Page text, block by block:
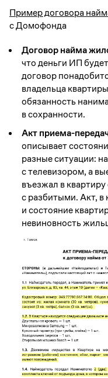
Пример договора
с Домофонда
Договор найма
что деньги ИП
договор
владельца
обязанность
в сохранности.
Акт приема-
описывает
разные ситуации:
с телевизором, а
въезжал в
с разбитыми. Акт,
и состояние
невиновность